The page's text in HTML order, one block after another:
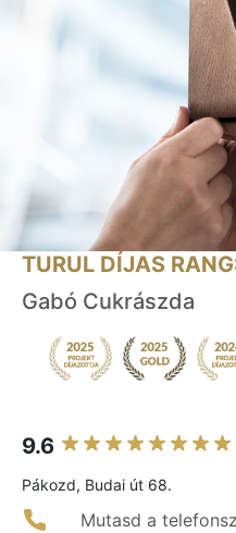
TURUL DÍJAS
Gabó Cukrászda
9.6
Pákozd, Budai út 68.
Mutasd a